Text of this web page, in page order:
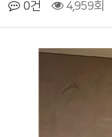
0건 4,959회